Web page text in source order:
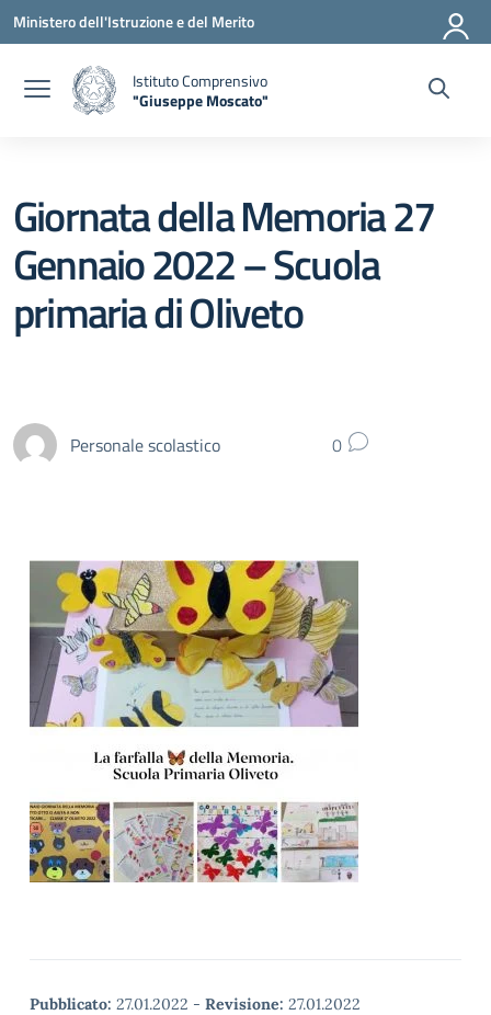
Vai ai contenuti
Vai al menu di navigazione
Vai al footer
Ministero dell'Istruzione e del Merito
Istituto Comprensivo
"Giuseppe Moscato"
Giornata della Memoria 27
Gennaio 2022 – Scuola
primaria di Oliveto
Personale scolastico 0
Pubblicato: 27.01.2022 - Revisione: 27.01.2022